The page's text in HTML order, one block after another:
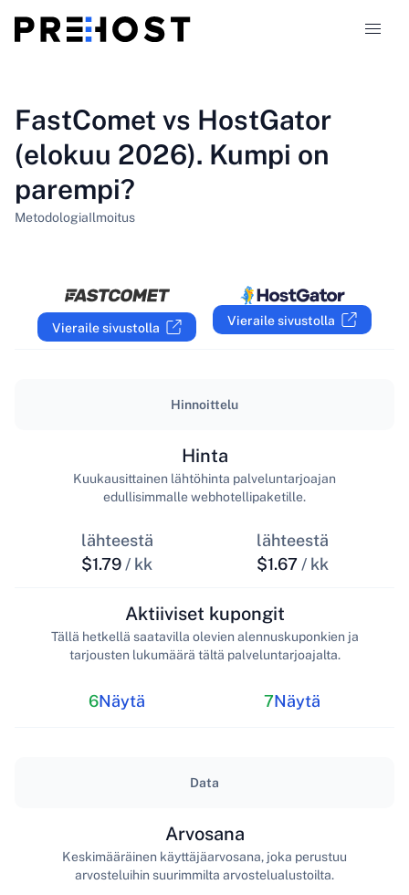
Vertailut
Kupongit 319
FI
FastComet vs HostGator
(elokuu 2026). Kumpi on
parempi?
MetodologiaIlmoitus
Vieraile sivustolla
Vieraile sivustolla
Hinnoittelu
lähteestä
$1.79 / kk
Hinta
Kuukausittainen lähtöhinta palveluntarjoajan
edullisimmalle webhotellipaketille.
lähteestä
$1.67 / kk
6Näytä
Aktiiviset kupongit
Tällä hetkellä saatavilla olevien alennuskuponkien ja
tarjousten lukumäärä tältä palveluntarjoajalta.
7Näytä
Data
Arvosana
Keskimääräinen käyttäjäarvosana, joka perustuu
arvosteluihin suurimmilta arvostelualustoilta.